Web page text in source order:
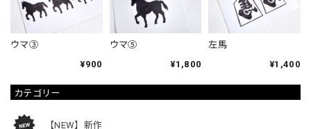
カテゴリー
【NEW】新作
ウマ③
¥900
ウマ⑤
¥1,800
左馬
¥1,400